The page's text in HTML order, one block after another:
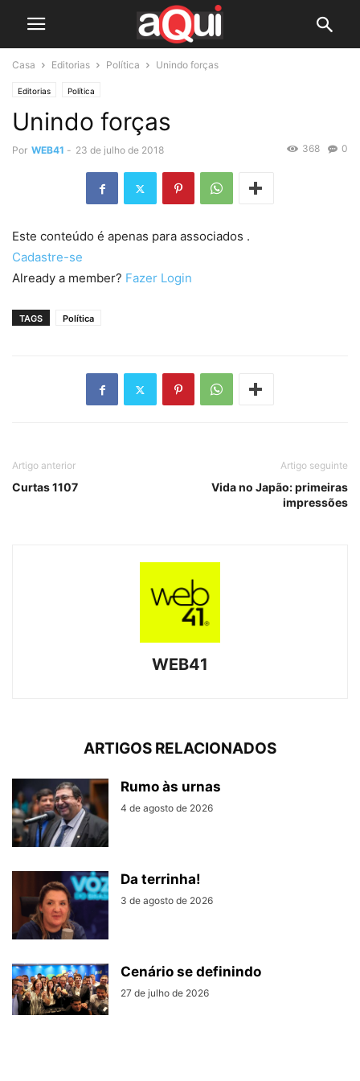
Casa Editorias Política Unindo forças
Editorias Política
Unindo forças
Por WEB41 - 23 de julho de 2018 0
368
Este conteúdo é apenas para associados .
Cadastre-se
Already a member? Fazer Login
TAGS Política
Artigo anterior
Curtas 1107
Artigo seguinte
Vida no Japão: primeiras
impressões
WEB41
ARTIGOS RELACIONADOS
Rumo às urnas
4 de agosto de 2026
Da terrinha!
3 de agosto de 2026
Cenário se definindo
27 de julho de 2026